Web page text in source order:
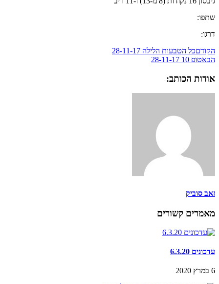
שתפו:
דרגו:
הקודםכל הטבעות הלילה 28-11-17
הבאטופ 10 28-11-17
אודות הכותב:
זאב סוביק
מאמרים קשורים
עדכונים 6.3.20
6 במרץ 2020